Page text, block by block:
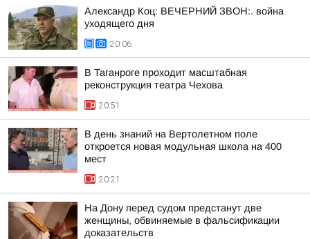
Александр Коц: ВЕЧЕРНИЙ ЗВОН:. война
уходящего дня
20:06
В Таганроге проходит масштабная
реконструкция театра Чехова
20:51
В день знаний на Вертолетном поле
откроется новая модульная школа на 400
мест
20:21
На Дону перед судом предстанут две
женщины, обвиняемые в фальсификации
доказательств